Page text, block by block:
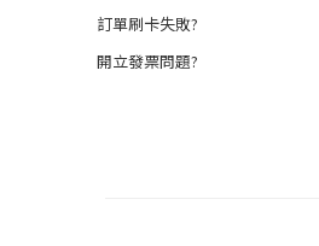
訂單刷卡失敗?
開立發票問題?